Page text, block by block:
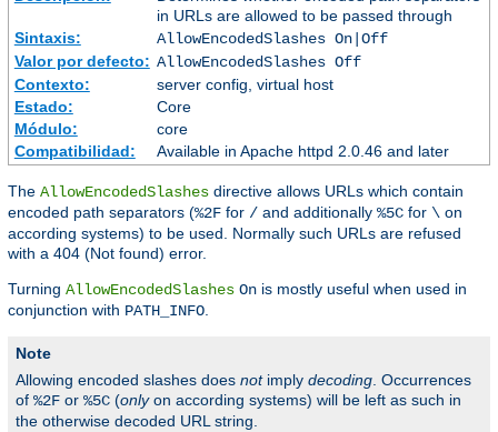
in URLs are allowed to be passed through
Sintaxis:
AllowEncodedSlashes On|Off
Valor por defecto: AllowEncodedSlashes Off
Contexto:
server config, virtual host
Estado:
Core
Módulo:
core
Compatibilidad:
Available in Apache httpd 2.0.46 and later
The AllowEncodedSlashes directive allows URLs which contain
encoded path separators (%2F for / and additionally %5C for \ on
according systems) to be used. Normally such URLs are refused
with a 404 (Not found) error.
Turning AllowEncodedSlashes On is mostly useful when used in
conjunction with PATH_INFO.
Note
Allowing encoded slashes does notimply decoding. Occurrences
of %2F or %5C (onlyon according systems) will be left as such in
the otherwise decoded URL string.